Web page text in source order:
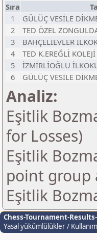
Sıra
1
GÜLÜÇ VESİLE
2
TED ÖZEL
3
BAHÇELİEVLER
4
TED K.EREĞLİ
5
İZMİRLİOĞLU
6
GÜLÜÇ VESİLE
Analiz:
Eşitlik
for Losses)
Eşitlik
point group
Eşitlik
Chess-Tournament-
Yasal yükümlülükler /